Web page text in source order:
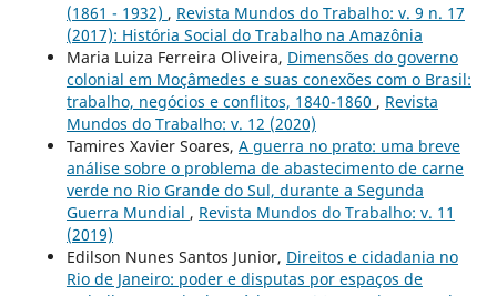
(1861 - 1932) , Revista Mundos do Trabalho: v. 9 n. 17
(2017): História Social do Trabalho na Amazônia
Maria Luiza Ferreira Oliveira, Dimensões do governo
colonial em Moçâmedes e suas conexões com o Brasil:
trabalho, negócios e conflitos, 1840-1860 , Revista
Mundos do Trabalho: v. 12 (2020)
Tamires Xavier Soares, A guerra no prato: uma breve
análise sobre o problema de abastecimento de carne
verde no Rio Grande do Sul, durante a Segunda
Guerra Mundial , Revista Mundos do Trabalho: v. 11
(2019)
Edilson Nunes Santos Junior, Direitos e cidadania no
Rio de Janeiro: poder e disputas por espaços de